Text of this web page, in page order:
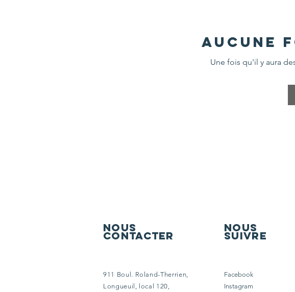
Aucune
Une fois qu'il y aura
Nous
contacter
Nous
suivre
911 Boul. Roland-Therrien,
Longueuil, local 120,
Facebook
Instagram